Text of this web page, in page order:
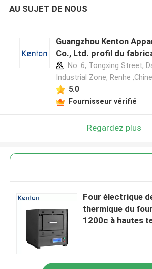
AU SUJET DE NOUS
Guangzhou Kenton
Co., Ltd. profil du
No. 6, Tongxing Street,
Industrial Zone, Renhe ,Chine
5.0
Fournisseur vérifié
Regardez plus
Four électrique
thermique du
1200c à hautes